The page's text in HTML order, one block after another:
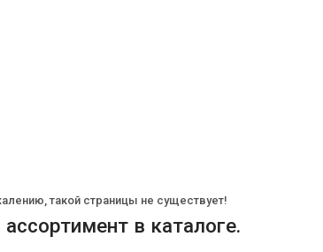
такой страницы не существует!
ассортимент в каталоге.